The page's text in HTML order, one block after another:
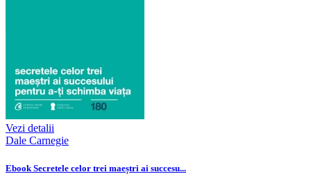
Vezi detalii
Dale Carnegie
Ebook Secretele celor trei maeștri ai succesu...